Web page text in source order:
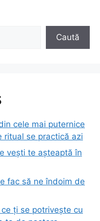
Caută
cele mai puternice
ritual se practică azi
vești te așteaptă în
fac să ne îndoim de
ți se potrivește cu